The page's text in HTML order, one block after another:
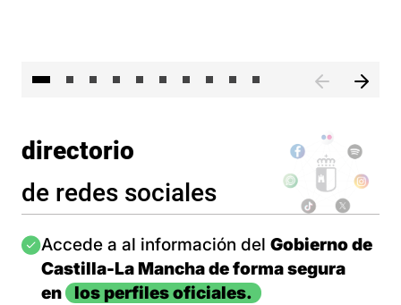
directorio
de redes sociales
Imagen
Accede a al información del Gobierno de
Castilla-La Mancha de forma segura
en
los perfiles oficiales.